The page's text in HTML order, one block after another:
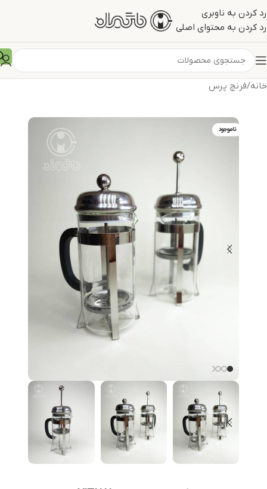
رد کردن به ناوبری
رد کردن به محتوای اصلی
خانه/فرنچ پرس
ناموجود